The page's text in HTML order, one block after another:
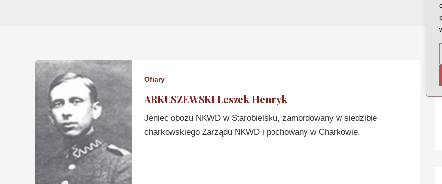
Ofiary
ARKUSZEWSKI Leszek Henryk
Jeniec obozu NKWD w Starobielsku, zamordowany w siedzibie
charkowskiego Zarządu NKWD i pochowany w Charkowie.